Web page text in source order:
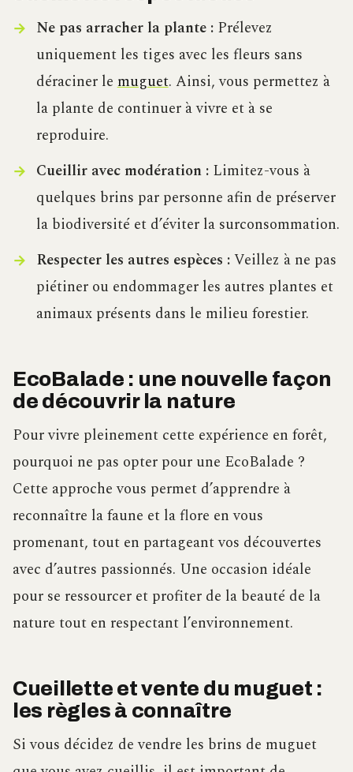
Ne pas arracher la plante :Prélevez
uniquement les tiges avec les fleurs sans
déraciner lemuguet. Ainsi, vous permettez à
la plante de continuer à vivre et à se
reproduire.
Cueillir avec modération :Limitez-vous à
quelques brins par personne afin de préserver
la biodiversité et d’éviter la surconsommation.
Respecter les autres espèces :Veillez à ne pas
piétiner ou endommager les autres plantes et
animaux présents dans le milieu forestier.
EcoBalade : une nouvelle façon
de découvrir la nature
Pour vivre pleinement cette expérience en forêt,
pourquoi ne pas opter pour une EcoBalade ?
Cette approche vous permet d’apprendre à
reconnaître la faune et la flore en vous
promenant, tout en partageant vos découvertes
avec d’autres passionnés. Une occasion idéale
pour se ressourcer et profiter de la beauté de la
nature tout en respectant l’environnement.
Cueillette et vente du muguet :
les règles à connaître
Si vous décidez de vendre les brins de muguet